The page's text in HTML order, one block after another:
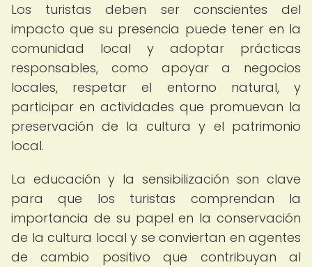
Los turistas deben ser conscientes del
impacto que su presencia puede tener en la
comunidad local y adoptar prácticas
responsables, como apoyar a negocios
locales, respetar el entorno natural, y
participar en actividades que promuevan la
preservación de la cultura y el patrimonio
local.
La educación y la sensibilización son clave
para que los turistas comprendan la
importancia de su papel en la conservación
de la cultura local y se conviertan en agentes
de cambio positivo que contribuyan al